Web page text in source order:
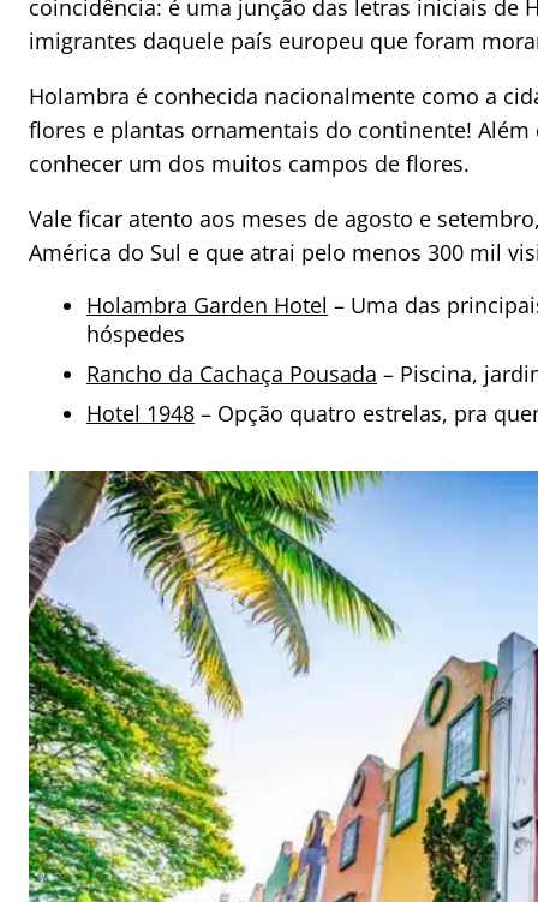
coincidência: é uma junção das letras iniciais de
imigrantes daquele país europeu que foram
Holambra é conhecida nacionalmente como a
flores e plantas ornamentais do continente!
conhecer um dos muitos campos de flores.
Vale ficar atento aos meses de agosto e
América do Sul e que atrai pelo menos 300 mil
Holambra Garden Hotel – Uma das
hóspedes
Rancho da Cachaça Pousada – Piscina,
Hotel 1948 – Opção quatro estrelas, pra